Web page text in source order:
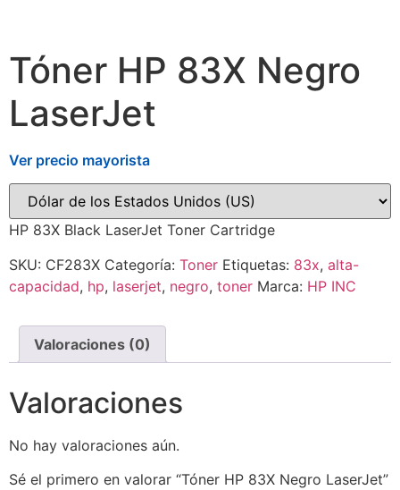
Tóner HP 83X Negro
LaserJet
Ver precio mayorista
HP 83X Black LaserJet Toner Cartridge
SKU: CF283X Categoría: Toner Etiquetas: 83x, alta-
capacidad, hp, laserjet, negro, toner Marca: HP INC
Valoraciones (0)
Valoraciones
No hay valoraciones aún.
Sé el primero en valorar “Tóner HP 83X Negro LaserJet”